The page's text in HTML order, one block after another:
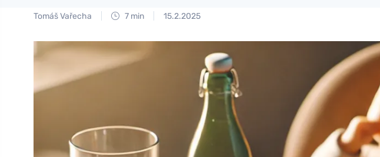
Tomáš Vařecha 7 min 15.2.2025